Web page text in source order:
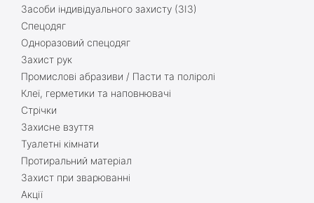
Засоби індивідуального захисту (ЗІЗ)
Спецодяг
Одноразовий спецодяг
Захист рук
Промислові абразиви / Пасти та поліролі
Клеї, герметики та наповнювачі
Стрічки
Захисне взуття
Туалетні кімнати
Протиральний матеріал
Захист при зварюванні
Акції